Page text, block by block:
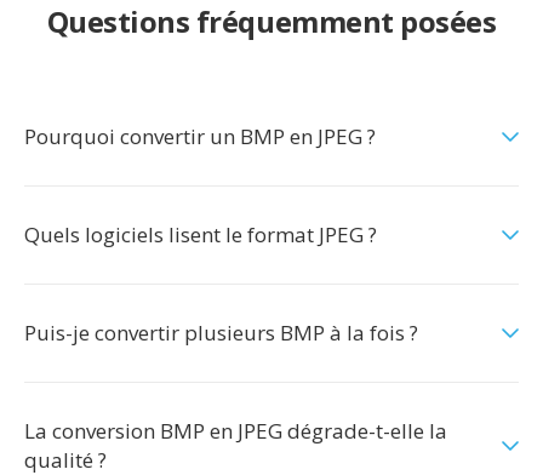
Questions fréquemment posées
Pourquoi convertir un BMP en JPEG ?
Quels logiciels lisent le format JPEG ?
Puis-je convertir plusieurs BMP à la fois ?
La conversion BMP en JPEG dégrade-t-elle la
qualité ?